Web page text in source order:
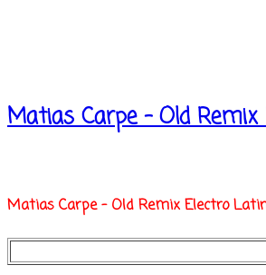
Matias Carpe - Old
Matias Carpe - Old Remix Electro